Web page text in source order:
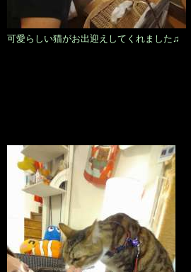
可愛らしい猫がお出迎えしてくれました♫